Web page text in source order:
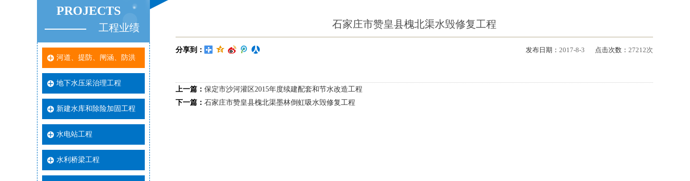
PROJECTS
工程业绩
河道、提防、闸涵、防洪
地下水压采治理工程
新建水库和除险加固工程
水电站工程
水利桥梁工程
石家庄市赞皇县槐北渠水毁修复工程
发布日期： 2017-8-3 点击次数： 27212次
分享到：
上一篇： 保定市沙河灌区2015年度续建配套和节水改造工程
下一篇： 石家庄市赞皇县槐北渠墨林倒虹吸水毁修复工程